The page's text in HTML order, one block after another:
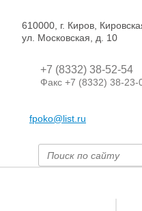
610000, г. Киров,
ул. Московская, д. 10
+7 (8332) 38-52-54
Факс +7 (8332) 38-23-
fpoko@list.ru